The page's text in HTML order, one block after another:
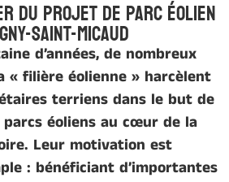
du projet de parc éolien
Saint-Micaud
d’années, de nombreux
« filière éolienne » harcèlent
terriens dans le but de
éoliens au cœur de la
Leur motivation est
: bénéficiant d’importantes